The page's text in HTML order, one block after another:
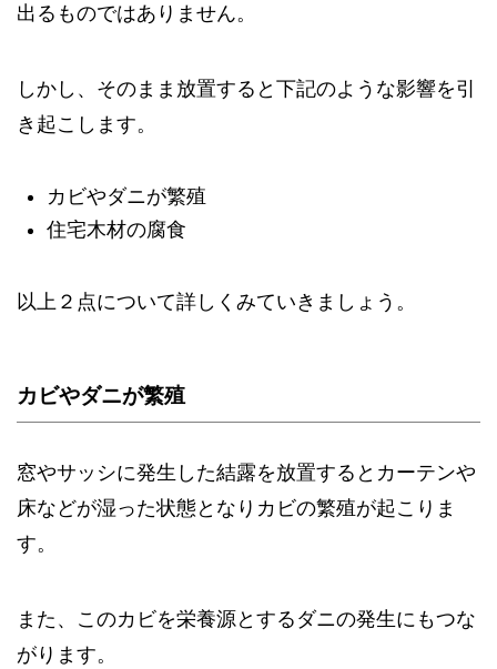
出るものではありません。
しかし、そのまま放置すると下記のような影響を引
き起こします。
カビやダニが繁殖
住宅木材の腐食
以上２点について詳しくみていきましょう。
カビやダニが繁殖
窓やサッシに発生した結露を放置するとカーテンや
床などが湿った状態となりカビの繁殖が起こりま
す。
また、このカビを栄養源とするダニの発生にもつな
がります。